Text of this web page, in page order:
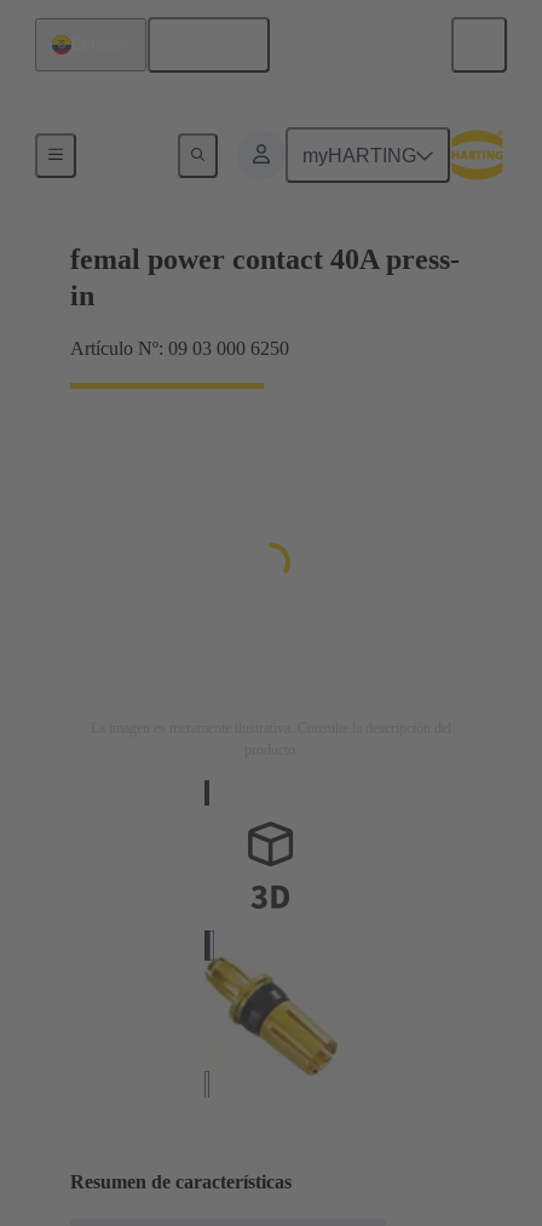
myHARTING
Terminación de placa madre a tarjeta hija
femal power contact 40A press-
in
Artículo Nº: 09 03 000 6250
Resumen de características